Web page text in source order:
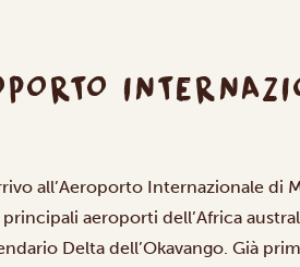
all’Aeroporto Internazionale di
aeroporti dell’Africa
Delta dell’Okavango. Già